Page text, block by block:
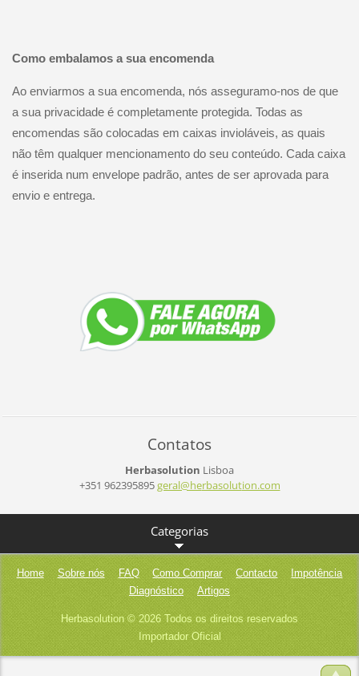
Como embalamos a sua encomenda
Ao enviarmos a sua encomenda, nós asseguramo-nos de que
a sua privacidade é completamente protegida. Todas as
encomendas são colocadas em caixas invioláveis, as quais
não têm qualquer mencionamento do seu conteúdo. Cada caixa
é inserida num envelope padrão, antes de ser aprovada para
envio e entrega.
Contatos
Herbasolution Lisboa
+351 962395895geral@herbasolution.com
Categorias
Home Sobre nós FAQ Como Comprar Contacto
Impotência
Diagnóstico
Artigos
Herbasolution © 2026 Todos os direitos reservados
Importador Oficial